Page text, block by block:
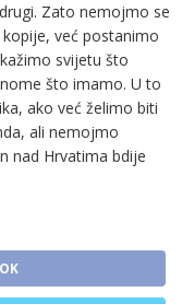
Zato nemojmo se
već postanimo
svijetu što
što imamo. U to
ako već želimo biti
ali nemojmo
nad Hrvatima bdije